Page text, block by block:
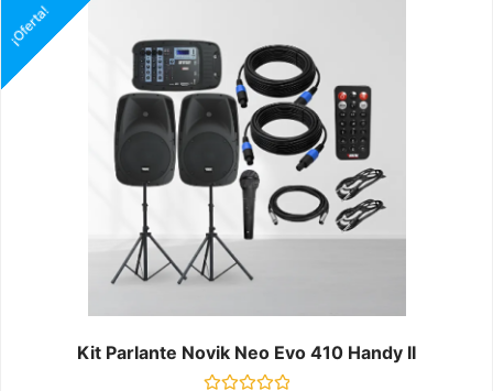
Kit Parlante Novik Neo Evo 410 Handy II
¡Oferta!